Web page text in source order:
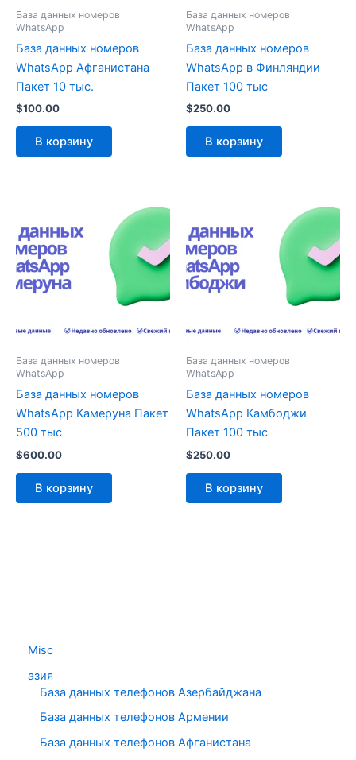
Misc
азия
База данных телефонов Азербайджана
База данных телефонов Армении
База данных телефонов Афганистана
База данных номеров
WhatsApp
База данных номеров
WhatsApp Афганистана
Пакет 10 тыс.
$100.00
В корзину
База данных номеров
WhatsApp
База данных номеров
WhatsApp в Финляндии
Пакет 100 тыс
$250.00
В корзину
База данных номеров
WhatsApp
База данных номеров
WhatsApp Камеруна Пакет
500 тыс
$600.00
В корзину
База данных номеров
WhatsApp
База данных номеров
WhatsApp Камбоджи
Пакет 100 тыс
$250.00
В корзину